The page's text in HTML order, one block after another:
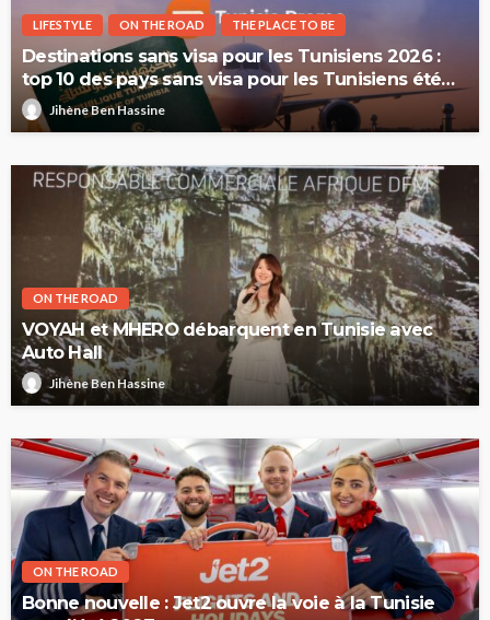
LIFESTYLE ON THE ROAD THE PLACE TO BE
Destinations sans visa pour les Tunisiens 2026 :
top 10 des pays sans visa pour les Tunisiens été
2026Jihène Ben Hassine
ON THE ROAD
VOYAH et MHERO débarquent en Tunisie avec
Auto Hall
Jihène Ben Hassine
ON THE ROAD
Bonne nouvelle : Jet2 ouvre la voie à la Tunisie